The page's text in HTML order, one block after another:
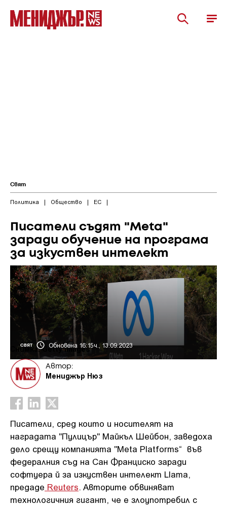
Свят
Политика | Общество | ЕС |
Писатели съдят "Меta"
заради обучение на програма
за изкуствен интелект
СВЯТ Обновена 16:15ч., 13.09.2023
Снимка: Getty Images
Автор:
Мениджър Нюз
Писатели, сред които и носителят на
наградата "Пулицър" Майкъл Шейбон, заведоха
дело срещу компанията "Meta Platforms“ във
федералния съд на Сан Франциско заради
софтуера й за изкуствен интелект Llama,
предаде Reuters. Авторите обвиняват
технологичния гигант, че е злоупотребил с